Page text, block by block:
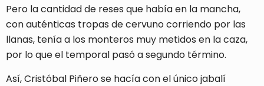
Pero la cantidad de reses que había en la mancha,
con auténticas tropas de cervuno corriendo por las
llanas, tenía a los monteros muy metidos en la caza,
por lo que el temporal pasó a segundo término.
Así, Cristóbal Piñero se hacía con el único jabalí